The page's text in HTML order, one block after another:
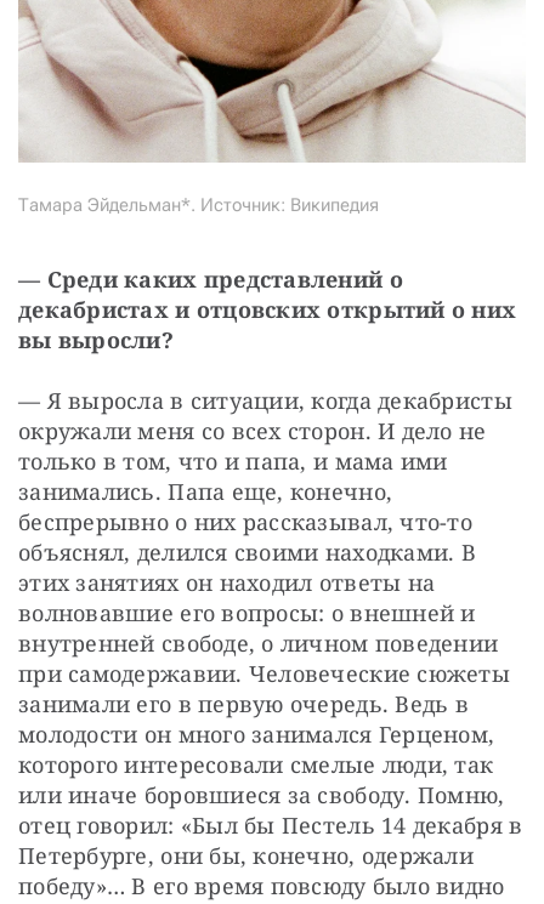
Тамара Эйдельман*. Источник: Википедия
— Среди каких представлений о
декабристах и отцовских открытий о них
вы выросли?
— Я выросла в ситуации, когда декабристы
окружали меня со всех сторон. И дело не
только в том, что и папа, и мама ими
занимались. Папа еще, конечно,
беспрерывно о них рассказывал, что-то
объяснял, делился своими находками. В
этих занятиях он находил ответы на
волновавшие его вопросы: о внешней и
внутренней свободе, о личном поведении
при самодержавии. Человеческие сюжеты
занимали его в первую очередь. Ведь в
молодости он много занимался Герценом,
которого интересовали смелые люди, так
или иначе боровшиеся за свободу. Помню,
отец говорил: «Был бы Пестель 14 декабря в
Петербурге, они бы, конечно, одержали
победу»… В его время повсюду было видно